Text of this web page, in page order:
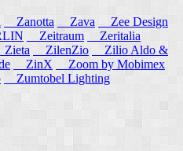
Zanotta Zava
Zee Design
Zeitraum
Zeritalia
ZilenZio
Zilio Aldo &
ZinX
Zoom by Mobimex
Zumtobel Lighting